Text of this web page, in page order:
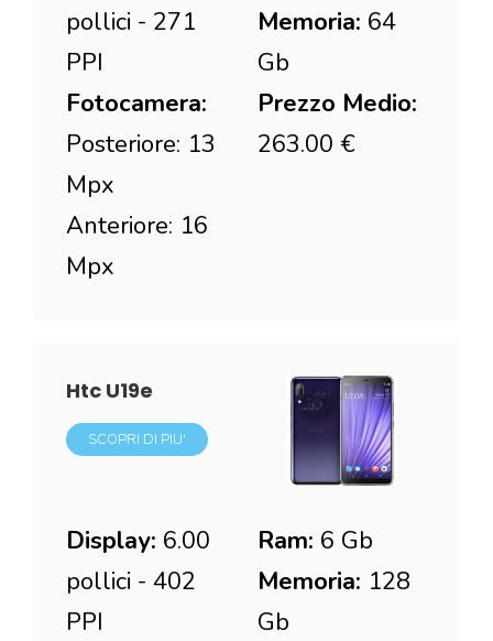
pollici - 271
PPI
Fotocamera:
Posteriore: 13
Mpx
Anteriore: 16
Mpx
Memoria: 64
Gb
Prezzo Medio:
263.00 €
Htc U19e
SCOPRI DI PIU'
Display: 6.00
pollici - 402
PPI
Ram: 6 Gb
Memoria: 128
Gb